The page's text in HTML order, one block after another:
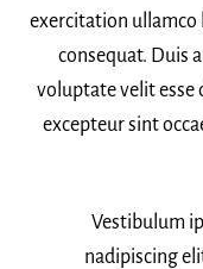
exercitation ullamco
consequat. Duis
voluptate velit esse
excepteur sint
Vestibulum
nadipiscing